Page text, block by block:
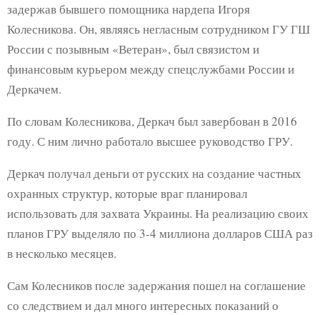
задержав бывшего помощника нардепа Игоря
Колесникова. Он, являясь негласным сотрудником ГУ ГШ
России с позывным «Ветеран», был связистом и
финансовым курьером между спецслужбами России и
Деркачем.
По словам Колесникова, Деркач был завербован в 2016
году. С ним лично работало высшее руководство ГРУ.
Деркач получал деньги от русских на создание частных
охранных структур, которые враг планировал
использовать для захвата Украины. На реализацию своих
планов ГРУ выделяло по 3-4 миллиона долларов США раз
в несколько месяцев.
Сам Колесников после задержания пошел на соглашение
со следствием и дал много интересных показаний о